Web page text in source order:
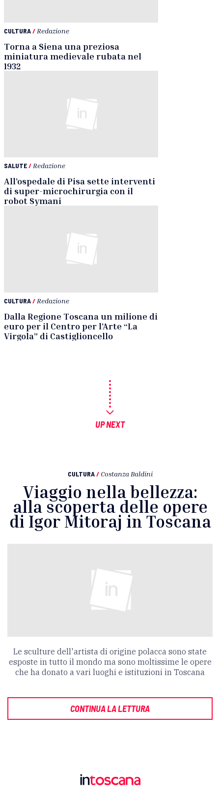
CULTURA/ Redazione
Torna a Siena una preziosa
miniatura medievale rubata nel
1932
SALUTE/ Redazione
All’ospedale di Pisa sette interventi
di super-microchirurgia con il
robot Symani
CULTURA/ Redazione
Dalla Regione Toscana un milione di
euro per il Centro per l’Arte “La
Virgola” di Castiglioncello
UP NEXT
CULTURA / Costanza Baldini
Viaggio nella bellezza:
alla scoperta delle opere
di Igor Mitoraj in Toscana
Le sculture dell'artista di origine polacca sono state
esposte in tutto il mondo ma sono moltissime le opere
che ha donato a vari luoghi e istituzioni in Toscana
CONTINUA LA LETTURA